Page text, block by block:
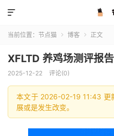

当前位置： 节点猫  博客  正文
XFLTD 养鸡场测评报告
2025-12-22 评论(0)
本文于 2026-02-19 11:43 更
展或是发生改变。